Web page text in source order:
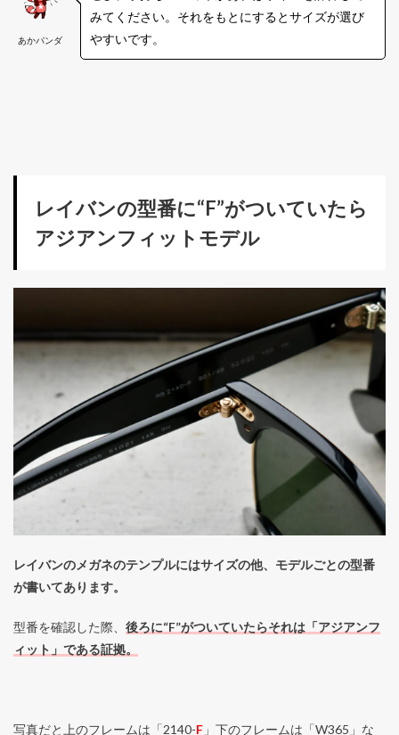
あかパンダ
みてください。それをもとにするとサイズが選び
やすいです。
レイバンの型番に“F”がついていたら
アジアンフィットモデル
レイバンのメガネのテンプルにはサイズの他、モデルごとの型番
が書いてあります。
型番を確認した際、 後ろに“F”がついていたらそれは「アジアンフ
ィット」である証拠。
写真だと上のフレームは「2140-F 」下のフレームは「W365」な